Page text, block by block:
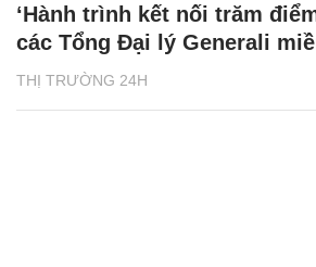
THỊ TRƯỜNG 24H
‘Hành trình kết nối trăm
các Tổng Đại lý Generali